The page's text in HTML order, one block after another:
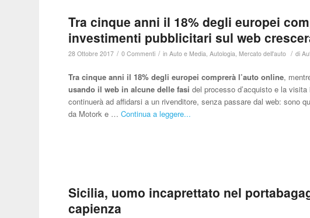
Tra cinque anni il 18% degli europei
investimenti pubblicitari sul web
28 Ottobre 2017 / 0 Commenti / inAuto e Media,Autologia,Mercato dell'auto / di
Tra cinque anni il 18% degli europei comprerà l’auto online,
usando il web in alcune delle fasi del processo d’acquisto e la
continuerà ad affidarsi a un rivenditore, senza passare dal web: sono
da Motork e …Continua a leggere...
Sicilia, uomo incaprettato nel
capienza